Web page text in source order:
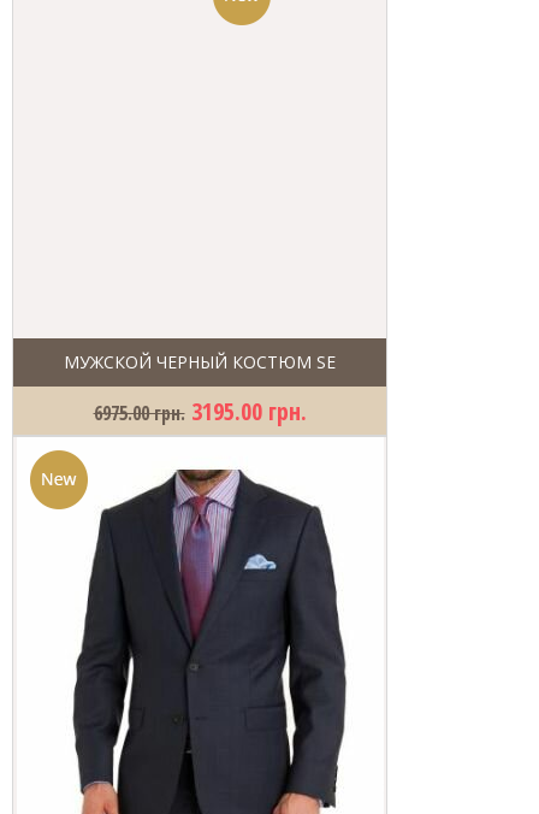
МУЖСКОЙ ЧЕРНЫЙ КОСТЮМ SE
6975.00 грн. 3195.00 грн.